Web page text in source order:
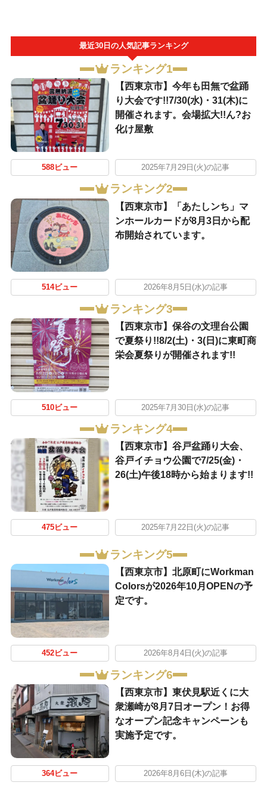
最近30日の人気記事ランキング
ランキング1
【西東京市】今年も田無で盆踊
り大会です!!7/30(水)・31(木)に
開催されます。会場拡大!!ん?お
化け屋敷
588ビュー 2025年7月29日(火)の記事
ランキング2
【西東京市】「あたしンち」マ
ンホールカードが8月3日から配
布開始されています。
514ビュー 2026年8月5日(水)の記事
ランキング3
【西東京市】保谷の文理台公園
で夏祭り!!8/2(土)・3(日)に東町商
栄会夏祭りが開催されます!!
510ビュー 2025年7月30日(水)の記事
ランキング4
【西東京市】谷戸盆踊り大会、
谷戸イチョウ公園で7/25(金)・
26(土)午後18時から始まります!!
475ビュー 2025年7月22日(火)の記事
ランキング5
【西東京市】北原町にWorkman
Colorsが2026年10月OPENの予
定です。
452ビュー 2026年8月4日(火)の記事
ランキング6
【西東京市】東伏見駅近くに大
衆瀬崎が8月7日オープン！お得
なオープン記念キャンペーンも
実施予定です。
364ビュー 2026年8月6日(木)の記事